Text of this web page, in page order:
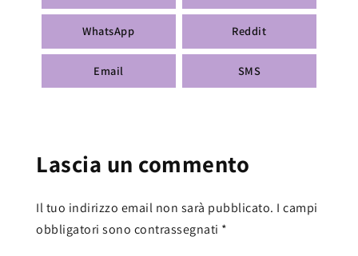
WhatsApp Reddit
Email SMS
Lascia un commento
Il tuo indirizzo email non sarà pubblicato. I campi
obbligatori sono contrassegnati *